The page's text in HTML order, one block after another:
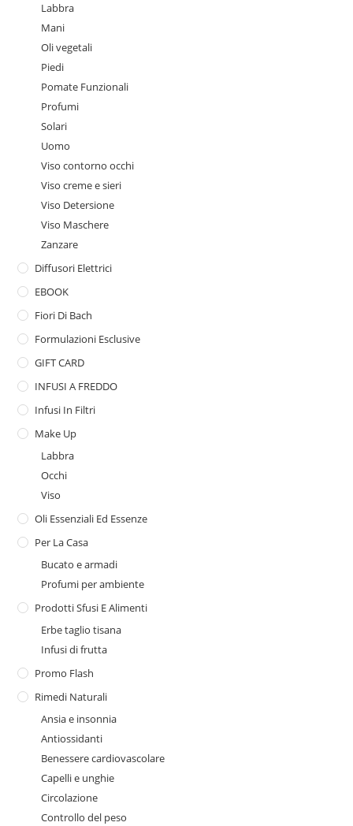
Labbra
Mani
Oli vegetali
Piedi
Pomate Funzionali
Profumi
Solari
Uomo
Viso contorno occhi
Viso creme e sieri
Viso Detersione
Viso Maschere
Zanzare
Diffusori Elettrici
EBOOK
Fiori Di Bach
Formulazioni Esclusive
GIFT CARD
INFUSI A FREDDO
Infusi In Filtri
Make Up
Labbra
Occhi
Viso
Oli Essenziali Ed Essenze
Per La Casa
Bucato e armadi
Profumi per ambiente
Prodotti Sfusi E Alimenti
Erbe taglio tisana
Infusi di frutta
Promo Flash
Rimedi Naturali
Ansia e insonnia
Antiossidanti
Benessere cardiovascolare
Capelli e unghie
Circolazione
Controllo del peso